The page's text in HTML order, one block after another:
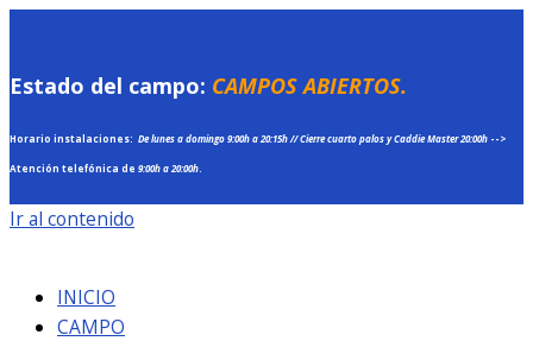
Estado del campo: CAMPOS ABIERTOS.
Horario instalaciones: De lunes a domingo9:00h a 20:15h //Cierre cuarto palos y Caddie Master 20:00h -->
Atención telefónica de 9:00h a 20:00h
Ir al contenido
INICIO
CAMPO